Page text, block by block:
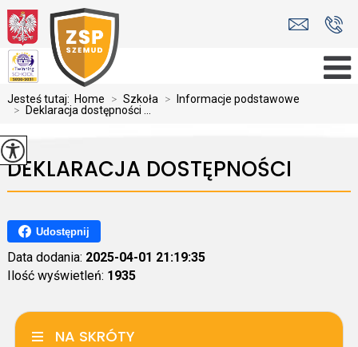
Jesteś tutaj: Home > Szkoła >
Informacje podstawowe
>
Deklaracja dostępności ...
DEKLARACJA DOSTĘPNOŚCI
Udostępnij
Data dodania: 2025-04-01 21:19:35
Ilość wyświetleń: 1935
NA SKRÓTY